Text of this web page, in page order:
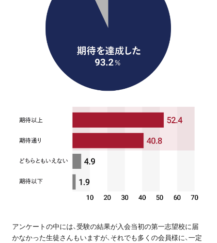
アンケートの中には、受験の結果が入会当初の第一志望校に届
かなかった生徒さんもいますが、それでも多くの会員様に、一定